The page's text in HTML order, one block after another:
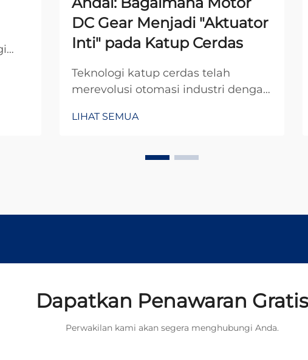
DC Gear Menjadi "Aktuator
Inti" pada Katup Cerdas
Teknologi katup cerdas telah
merevolusi otomasi industri dengan
dan kontrol yang belum pernah
sistem canggih ini terdapat
LIHAT SEMUA
Dapatkan Penawaran Gratis
Perwakilan kami akan segera menghubungi Anda.